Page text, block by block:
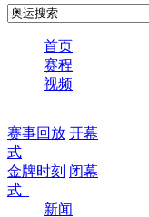
首页
赛程
视频
赛事回放 开幕
式
金牌时刻 闭幕
式
新闻